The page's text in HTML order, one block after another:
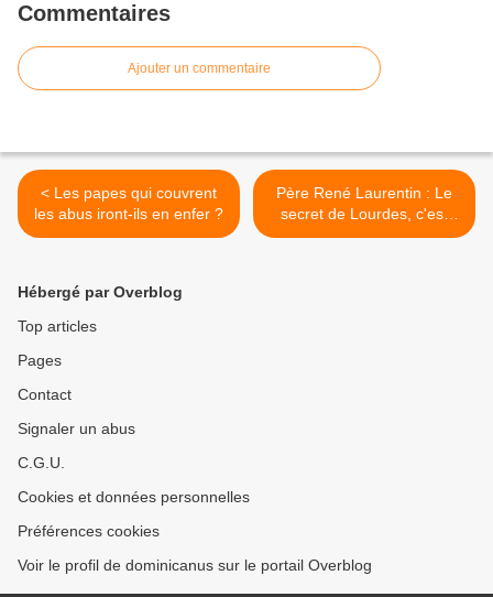
Commentaires
Ajouter un commentaire
< Les papes qui couvrent
les abus iront-ils en enfer ?
Père René Laurentin : Le
secret de Lourdes, c'est
Bernadette >
Hébergé par Overblog
Top articles
Pages
Contact
Signaler un abus
C.G.U.
Cookies et données personnelles
Préférences cookies
Voir le profil de dominicanus sur le portail Overblog